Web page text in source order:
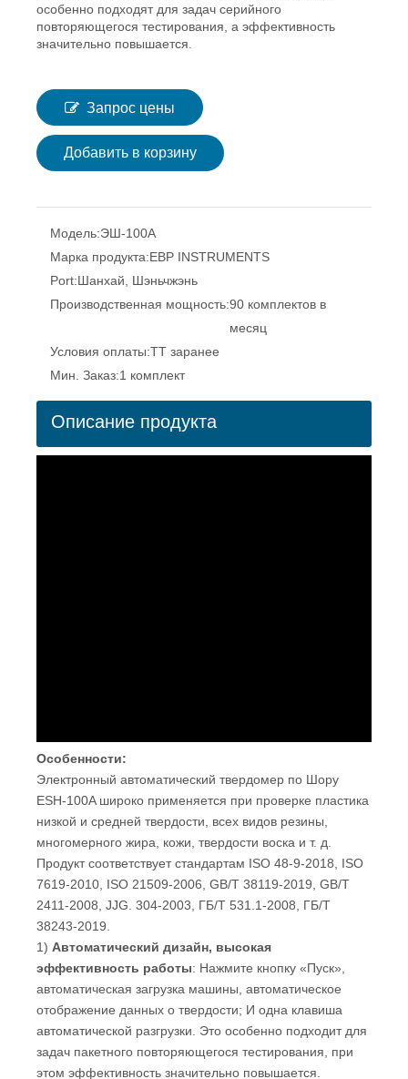
особенно подходят для задач серийного
повторяющегося тестирования, а эффективность
значительно повышается.
Запрос цены
Добавить в корзину
Модель:ЭШ-100А
Марка продукта:EBP INSTRUMENTS
Port:Шанхай, Шэньчжэнь
Производственная мощность:90 комплектов в
месяц
Условия оплаты:ТТ заранее
Мин. Заказ:1 комплект
Описание продукта
Особенности:
Электронный автоматический твердомер по Шору
ESH-100A широко применяется при проверке пластика
низкой и средней твердости, всех видов резины,
многомерного жира, кожи, твердости воска и т. д.
Продукт соответствует стандартам ISO 48-9-2018, ISO
7619-2010, ISO 21509-2006, GB/T 38119-2019, GB/T
2411-2008, JJG. 304-2003, ГБ/Т 531.1-2008, ГБ/Т
38243-2019.
1) Автоматический дизайн, высокая
эффективность работы: Нажмите кнопку «Пуск»,
автоматическая загрузка машины, автоматическое
отображение данных о твердости; И одна клавиша
автоматической разгрузки. Это особенно подходит для
задач пакетного повторяющегося тестирования, при
этом эффективность значительно повышается.